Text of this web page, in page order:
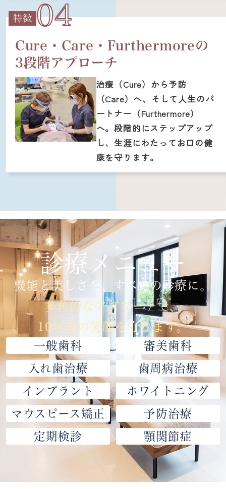
特徴 04
Cure・Care・Furthermoreの
3段階アプローチ
治療（Cure）から予防
（Care）へ、そして人生のパ
ートナー（Furthermore）
へ。段階的にステップアップ
し、生涯にわたってお口の健
康を守ります。
診療メニュー
機能と美しさを、すべての診療に。
多角的なアプローチで、
10年先の笑顔を守ります。
一般歯科
審美歯科
入れ歯治療
歯周病治療
インプラント
ホワイトニング
マウスピース矯正
予防治療
定期検診
顎関節症